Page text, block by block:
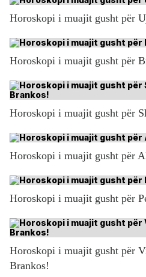
Horoskopi i muajit gusht për
Horoskopi i muajit gusht për
Horoskopi i muajit gusht për
Horoskopi i muajit gusht për
Horoskopi i muajit gusht për
Horoskopi i muajit gusht për
Brankos!